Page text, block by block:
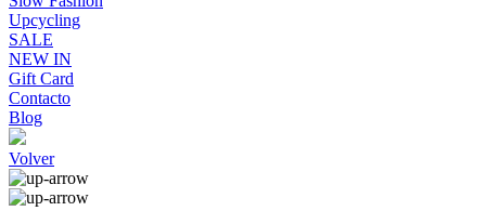
Upcycling
SALE
NEW IN
Gift Card
Contacto
Blog
Volver